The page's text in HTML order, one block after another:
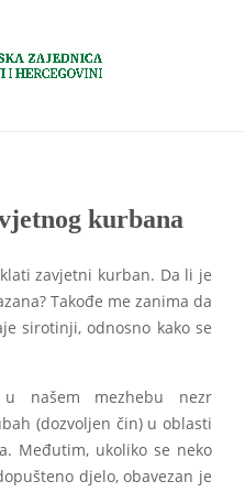
kurbana
zavjetni kurban. Da li je
Takođe me zanima da
sirotinji, odnosno kako se
našem mezhebu nezr
(dozvoljen čin) u oblasti
Međutim, ukoliko se neko
djelo, obavezan je